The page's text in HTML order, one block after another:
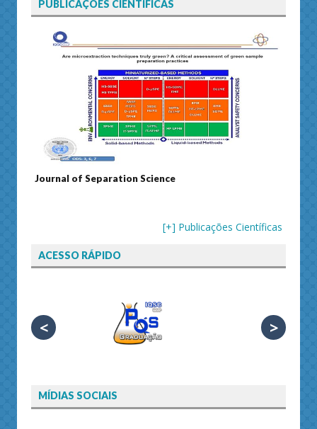
PUBLICAÇÕES CIENTÍFICAS
Journal of Separation Science
[+] Publicações Científicas
ACESSO RÁPIDO
< >
MÍDIAS SOCIAIS